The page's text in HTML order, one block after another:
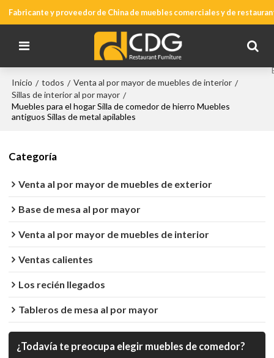
Fabricante y proveedor de China de muebles comerciales y de
Inicio / todos / Venta al por mayor de muebles de interior /
Sillas de interior al por mayor /
Muebles para el hogar Silla de comedor de hierro Muebles
antiguos Sillas de metal apilables
Categoría
Venta al por mayor de muebles de exterior
Base de mesa al por mayor
Venta al por mayor de muebles de interior
Ventas calientes
Los recién llegados
Tableros de mesa al por mayor
¿Todavía te preocupa elegir muebles de comedor?